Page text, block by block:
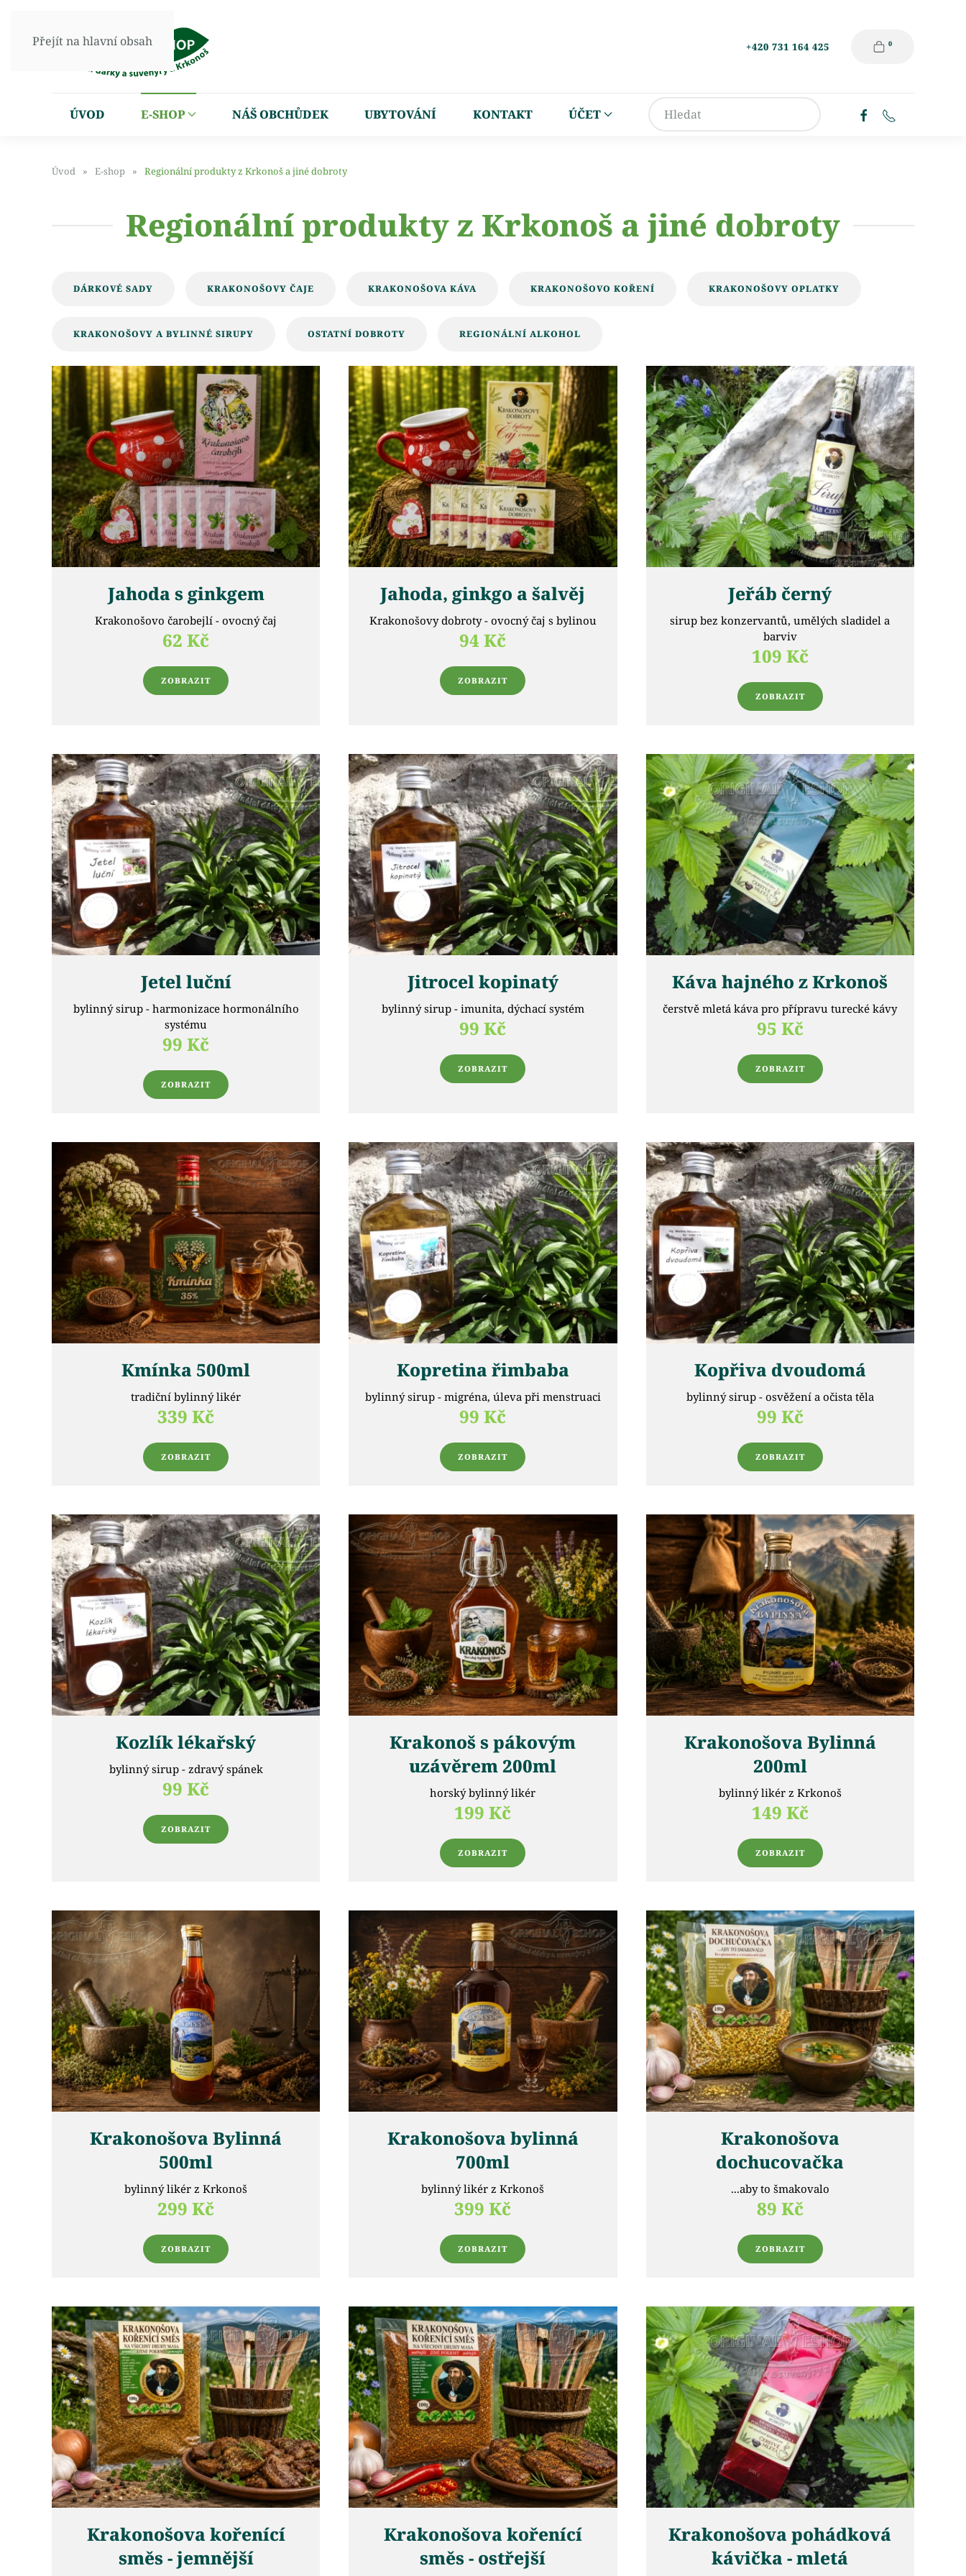
Přejít na hlavní obsah +420 731 164 425 0
ÚVOD E-SHOP NÁŠ OBCHŮDEK UBYTOVÁNÍ KONTAKT ÚČET
Úvod E-shop Regionální produkty z Krkonoš a jiné dobroty
Regionální produkty z Krkonoš a jiné dobroty
DÁRKOVÉ SADY KRAKONOŠOVY ČAJE KRAKONOŠOVA KÁVA KRAKONOŠOVO KOŘENÍ KRAKONOŠOVY OPLATKY
KRAKONOŠOVY A BYLINNÉ SIRUPY OSTATNÍ DOBROTY REGIONÁLNÍ ALKOHOL
Jahoda s ginkgem
Krakonošovo čarobejlí - ovocný čaj
62 Kč
ZOBRAZIT
Jahoda, ginkgo a šalvěj
Krakonošovy dobroty - ovocný čaj s bylinou
94 Kč
ZOBRAZIT
Jeřáb černý
sirup bez konzervantů, umělých sladidel a
barviv
109 Kč
ZOBRAZIT
Jetel luční
bylinný sirup - harmonizace hormonálního
systému
99 Kč
ZOBRAZIT
Jitrocel kopinatý
bylinný sirup - imunita, dýchací systém
99 Kč
ZOBRAZIT
Káva hajného z Krkonoš
čerstvě mletá káva pro přípravu turecké kávy
95 Kč
ZOBRAZIT
Kmínka 500ml
tradiční bylinný likér
339 Kč
ZOBRAZIT
Kopretina řimbaba
bylinný sirup - migréna, úleva při menstruaci
99 Kč
ZOBRAZIT
Kopřiva dvoudomá
bylinný sirup - osvěžení a očista těla
99 Kč
ZOBRAZIT
Kozlík lékařský
bylinný sirup - zdravý spánek
99 Kč
ZOBRAZIT
Krakonoš s pákovým
uzávěrem 200ml
horský bylinný likér
199 Kč
ZOBRAZIT
Krakonošova Bylinná
200ml
bylinný likér z Krkonoš
149 Kč
ZOBRAZIT
Krakonošova Bylinná
500ml
bylinný likér z Krkonoš
299 Kč
ZOBRAZIT
Krakonošova bylinná
700ml
bylinný likér z Krkonoš
399 Kč
ZOBRAZIT
Krakonošova
dochucovačka
...aby to šmakovalo
89 Kč
ZOBRAZIT
Krakonošova kořenící
směs - jemnější
Krakonošova kořenící
směs - ostřejší
Krakonošova pohádková
kávička - mletá